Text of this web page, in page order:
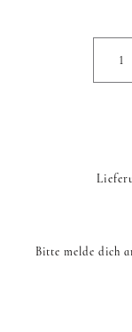
Bitte melde dich